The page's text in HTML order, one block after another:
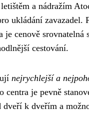
a nádražím
ukládání zavazadel.
cenově srovnatelná
cestování.
nejrychlejší a
je pevně
k dveřím a